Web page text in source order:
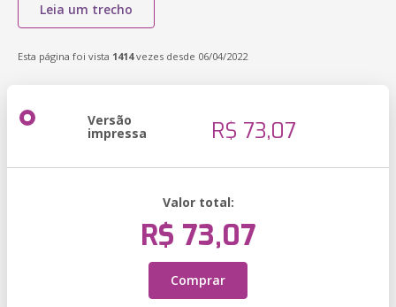
Leia um trecho
Esta página foi vista 1414vezes desde 06/04/2022
Versão
impressa R$ 73,07
Valor total:
R$ 73,07
Comprar